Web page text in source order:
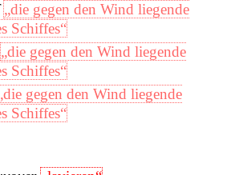
„die gegen den Wind liegende
Schiffes“
„die gegen den Wind liegende
Schiffes“
gegen den Wind liegende
Schiffes“